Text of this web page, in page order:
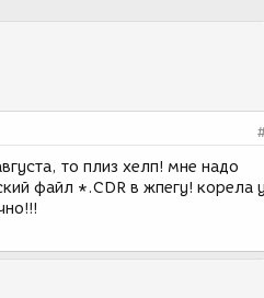
то плиз хелп! мне надо
файл *.CDR в жпегу! корела